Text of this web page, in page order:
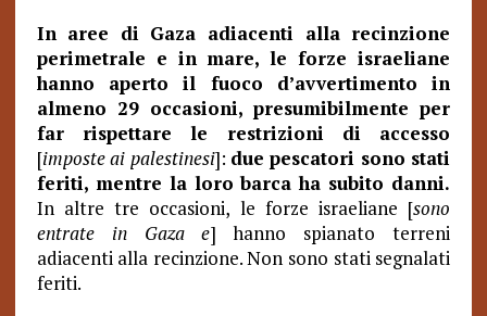
In aree di Gaza adiacenti alla recinzione
perimetrale e in mare, le forze israeliane
hanno aperto il fuoco d’avvertimento in
almeno 29 occasioni, presumibilmente per
far rispettare le restrizioni di accesso
[imposte ai palestinesi]: due pescatori sono stati
feriti, mentre la loro barca ha subito danni.
In altre tre occasioni, le forze israeliane [sono
entrate in Gaza e] hanno spianato terreni
adiacenti alla recinzione. Non sono stati segnalati
feriti.